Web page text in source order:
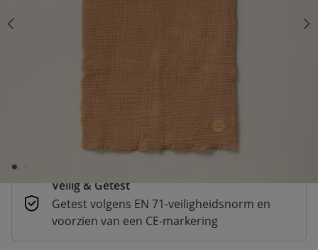
Dit product is tijdelijk uitverkocht
De verwachte levertijd is onbekend
Betaal nu of achteraf
Veilig afrekenen met verschillende
betaalmethoden
Veilig & Getest
Getest volgens EN 71-veiligheidsnorm en
voorzien van een CE-markering